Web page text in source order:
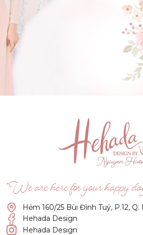
GẬT ĐẦU NHÉ
(Click vào đây để He và Nàng có
“We are here for your happy
Hẻm 160/25 Bùi Đình Tuý, P.12, Q.
Hehada Design
Hehada Design